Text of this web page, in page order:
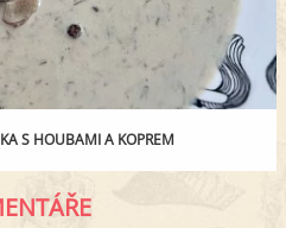
S HOUBAMI A KOPREM